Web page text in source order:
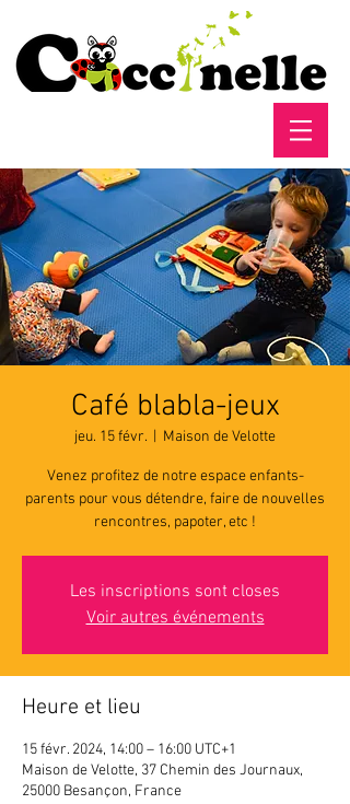
Café blabla-jeux
jeu. 15 févr. Maison de Velotte
Venez profitez de notre espace enfants-
parents pour vous détendre, faire de nouvelles
rencontres, papoter, etc !
Les inscriptions sont closes
Voir autres événements
Heure et lieu
15 févr. 2024, 14:00 – 16:00 UTC+1
Maison de Velotte, 37 Chemin des Journaux,
25000 Besançon, France